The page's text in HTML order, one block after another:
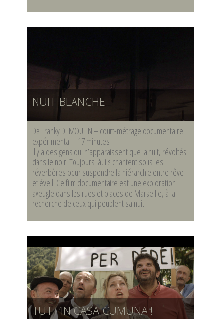
NUIT BLANCHE
De Franky DEMOULIN – court-métrage documentaire
expérimental – 17 minutes
Il y a des gens qui n’apparaissent que la nuit, révoltés
dans le noir. Toujours là, ils chantent sous les
réverbères pour suspendre la hiérarchie entre rêve
et éveil. Ce film documentaire est une exploration
aveugle dans les rues et places de Marseille, à la
recherche de ceux qui peuplent sa nuit.
TUTT’IN CASA CUMUNA !